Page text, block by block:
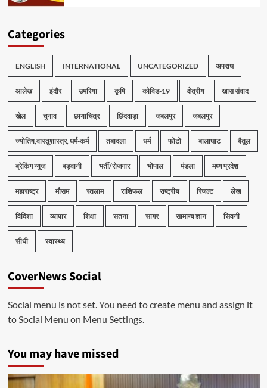
Categories
ENGLISH INTERNATIONAL UNCATEGORIZED अपराध
आलेख इंदौर उमरिया कृषि कोविड-19 क्षेत्रीय खास संवाद
खेल चुनाव छायाचित्र छिंदवाड़ा जबलपुर जबलपुर
ज्योतिष,वास्तुशास्त्र, धर्म-कर्म तबादला धर्म फोटो बालाघाट बैतूल
ब्रेकिंग न्यूज बड़वानी भर्ती/रोजगार भोपाल मंडला मध्य प्रदेश
महाराष्ट्र मौसम रतलाम राशिफल राष्ट्रीय रिजल्ट लेख
विदिशा व्यापार शिक्षा सतना सागर सामान्य ज्ञान सिवनी
सीधी स्वास्थ्य
CoverNews Social
Social menu is not set. You need to create menu and assign it
to Social Menu on Menu Settings.
You may have missed